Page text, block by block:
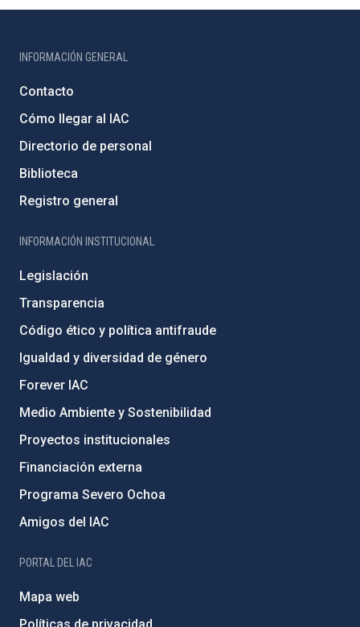
INFORMACIÓN GENERAL
Contacto
Cómo llegar al IAC
Directorio de personal
Biblioteca
Registro general
INFORMACIÓN INSTITUCIONAL
Legislación
Transparencia
Código ético y política antifraude
Igualdad y diversidad de género
Forever IAC
Medio Ambiente y Sostenibilidad
Proyectos institucionales
Financiación externa
Programa Severo Ochoa
Amigos del IAC
PORTAL DEL IAC
Mapa web